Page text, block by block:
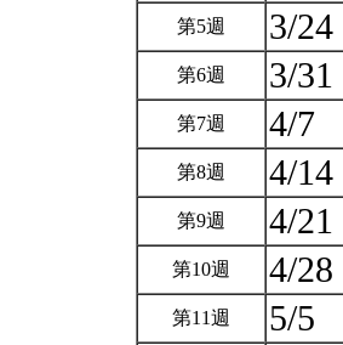
第5週 3/24
第6週 3/31
第7週 4/7
第8週 4/14
第9週 4/21
第10週 4/28
第11週 5/5